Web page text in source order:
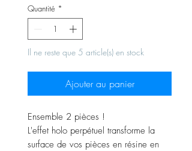
Quantité *
Il ne reste que 5 article(s) en stock
Ajouter au panier
Ensemble 2 pièces !
L'effet holo perpétuel transforme la
surface de vos pièces en résine en